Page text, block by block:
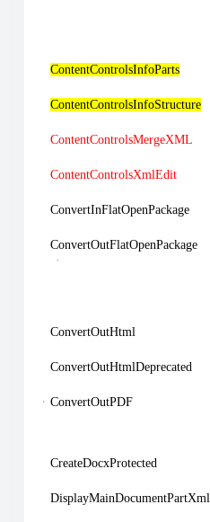
ContentControlsInfoParts
ContentControlsInfoStructure
ContentControlsMergeXML
ContentControlsXmlEdit
ConvertInFlatOpenPackage
ConvertOutFlatOpenPackage
ConvertOutHtml
ConvertOutHtmlDeprecated
ConvertOutPDF
CreateDocxProtected
DisplayMainDocumentPartXml